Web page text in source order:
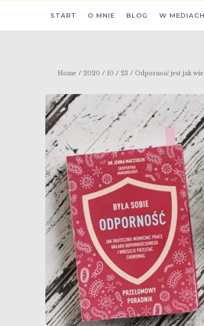
START O MNIE BLOG W MEDIACH
Home / 2020 / 10 / 23 / Odporność jest jak